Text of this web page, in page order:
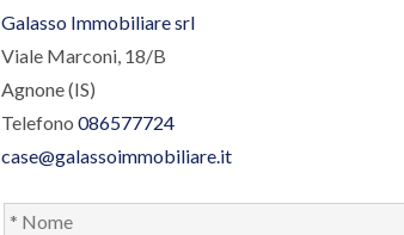
Galasso Immobiliare srl
Viale Marconi, 18/B
Agnone (IS)
Telefono 086577724
case@galassoimmobiliare.it